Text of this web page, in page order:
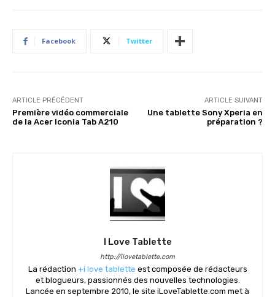
Facebook Twitter
ARTICLE PRÉCÉDENT
Première vidéo commerciale
de la Acer Iconia Tab A210
ARTICLE SUIVANT
Une tablette Sony Xperia en
préparation ?
I Love Tablette
http://ilovetablette.com
La rédaction +i love tablette est composée de rédacteurs
et blogueurs, passionnés des nouvelles technologies.
Lancée en septembre 2010, le site iLoveTablette.com met à